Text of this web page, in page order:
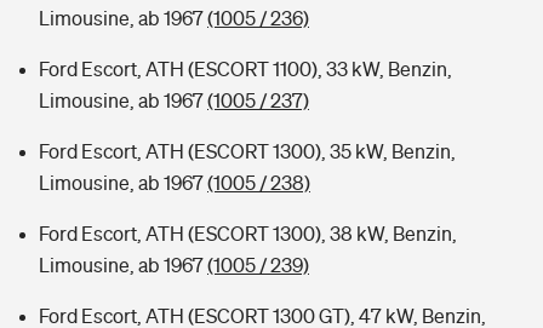
Limousine, ab 1967(1005 / 236)
Ford Escort, ATH (ESCORT 1100), 33 kW, Benzin,
Limousine, ab 1967(1005 / 237)
Ford Escort, ATH (ESCORT 1300), 35 kW, Benzin,
Limousine, ab 1967(1005 / 238)
Ford Escort, ATH (ESCORT 1300), 38 kW, Benzin,
Limousine, ab 1967(1005 / 239)
Ford Escort, ATH (ESCORT 1300 GT), 47 kW, Benzin,